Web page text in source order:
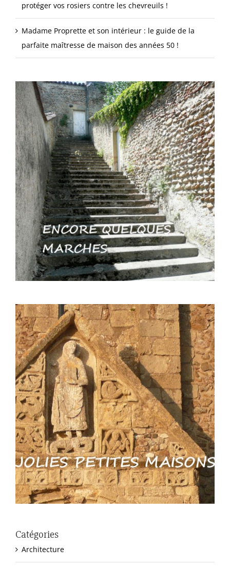
protéger vos rosiers contre les chevreuils !
Madame Proprette et son intérieur : le guide de la
parfaite maîtresse de maison des années 50 !
Catégories
Architecture